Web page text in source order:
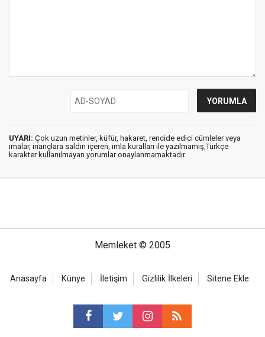
UYARI: Çok uzun metinler, küfür, hakaret, rencide edici cümleler veya
imalar, inançlara saldırı içeren, imla kuralları ile yazılmamış,Türkçe
karakter kullanılmayan yorumlar onaylanmamaktadır.
Memleket © 2005
Anasayfa Künye İletişim Gizlilik İlkeleri Sitene Ekle